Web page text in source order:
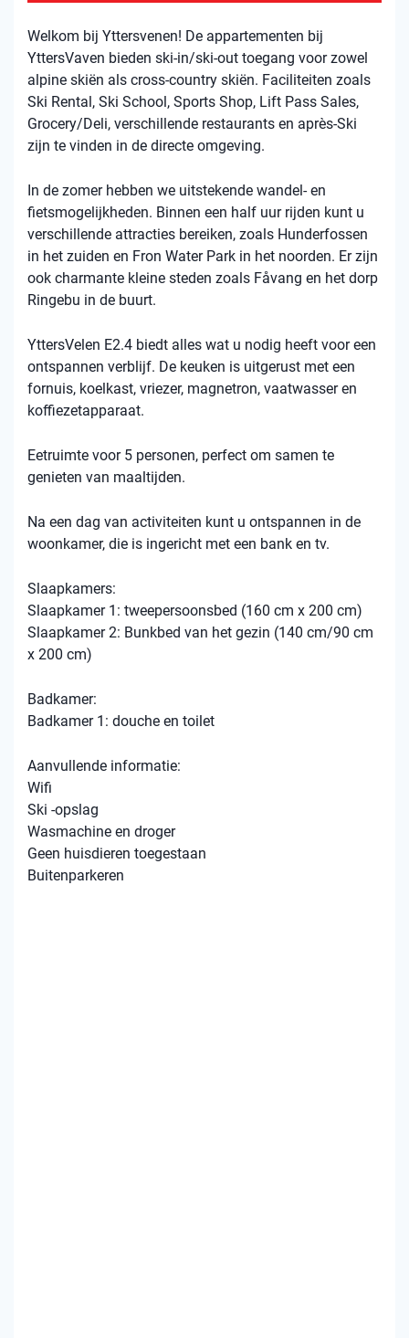
Welkom bij Yttersvenen! De appartementen bij
YttersVaven bieden ski-in/ski-out toegang voor zowel
alpine skiën als cross-country skiën. Faciliteiten zoals
Ski Rental, Ski School, Sports Shop, Lift Pass Sales,
Grocery/Deli, verschillende restaurants en après-Ski
zijn te vinden in de directe omgeving.
In de zomer hebben we uitstekende wandel- en
fietsmogelijkheden. Binnen een half uur rijden kunt u
verschillende attracties bereiken, zoals Hunderfossen
in het zuiden en Fron Water Park in het noorden. Er zijn
ook charmante kleine steden zoals Fåvang en het dorp
Ringebu in de buurt.
YttersVelen E2.4 biedt alles wat u nodig heeft voor een
ontspannen verblijf. De keuken is uitgerust met een
fornuis, koelkast, vriezer, magnetron, vaatwasser en
koffiezetapparaat.
Eetruimte voor 5 personen, perfect om samen te
genieten van maaltijden.
Na een dag van activiteiten kunt u ontspannen in de
woonkamer, die is ingericht met een bank en tv.
Slaapkamers:
Slaapkamer 1: tweepersoonsbed (160 cm x 200 cm)
Slaapkamer 2: Bunkbed van het gezin (140 cm/90 cm
x 200 cm)
Badkamer:
Badkamer 1: douche en toilet
Aanvullende informatie:
Wifi
Ski -opslag
Wasmachine en droger
Geen huisdieren toegestaan
Buitenparkeren